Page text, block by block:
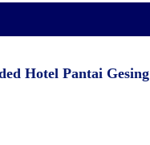
Hotel Pantai Gesing